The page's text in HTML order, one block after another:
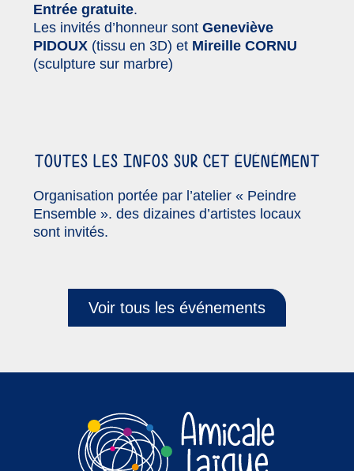
Entrée gratuite.
Les invités d’honneur sontGeneviève
PIDOUX (tissu en 3D) et Mireille CORNU
(sculpture sur marbre)
TOUTES LES INFOS SUR CET ÉVÉNÉMENT
Organisation portée par l’atelier « Peindre
Ensemble ». des dizaines d’artistes locaux
sont invités.
Voir tous les événements